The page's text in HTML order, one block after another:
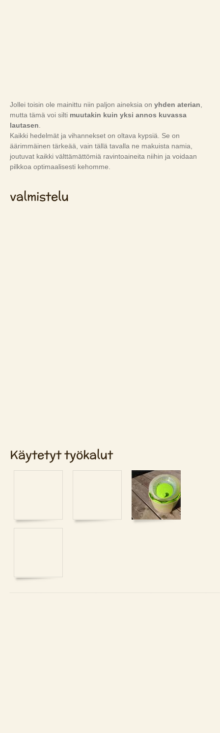
Jollei toisin ole mainittu niin paljon aineksia on yhden aterian
mutta tämä voi silti muutakin kuin yksi annos kuvassa
lautasen
Kaikki hedelmät ja vihannekset on oltava kypsiä. Se on
äärimmäinen tärkeää, vain tällä tavalla ne makuista namia,
joutuvat kaikki välttämättömiä ravintoaineita niihin ja voidaan
pilkkoa optimaalisesti kehomme.
valmistelu
Käytetyt työkalut